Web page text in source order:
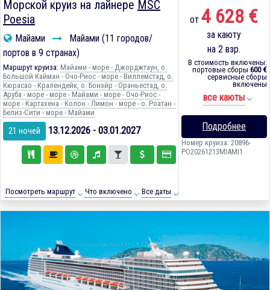
Морской круиз на лайнере MSC
Poesia
Майами
Майами (11 городов/
портов в 9 странах)
Маршрут круиза: Майами - море - Джорджтаун, о.
Большой Кайман - Очо-Риос - море - Виллемстад, о.
Кюрасао - Кралендейк, о. Бонэйр - Ораньестад, о.
Аруба - море - море - Майами - море - Очо-Риос -
море - Картахена - Колон - Лимон - море - о. Роатан -
Белиз-Сити - море - Майами
21 ночей 13.12.2026 - 03.01.2027
Посмотреть маршрут Что включено Все даты
от4 628 €
за каюту
на 2 взр.
В стоимость включены:
портовые сборы 600 €
сервисные сборы
включены
все каюты
Подробнее
Номер круиза: 20896-
PO20261213MIAMI1